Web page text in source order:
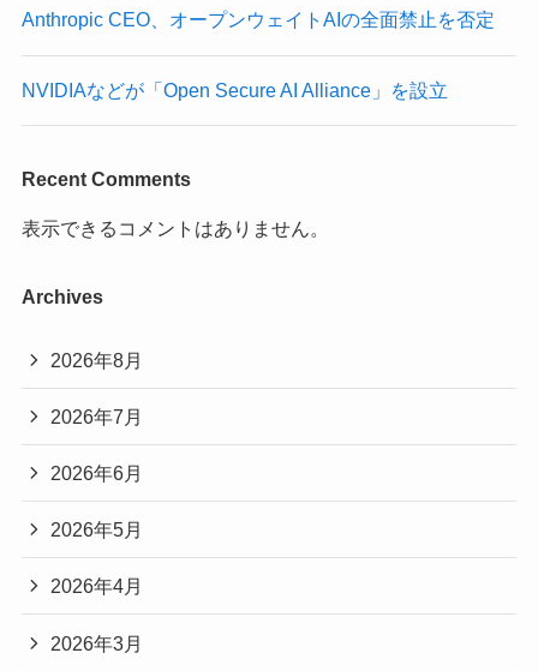
Anthropic CEO、オープンウェイトAIの全面禁止を否定
NVIDIAなどが「Open Secure AI Alliance」を設立
Recent Comments
表示できるコメントはありません。
Archives
2026年8月
2026年7月
2026年6月
2026年5月
2026年4月
2026年3月